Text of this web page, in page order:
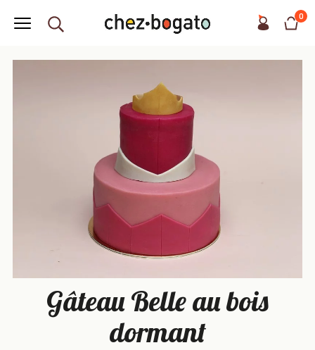
0
Gâteau Belle au bois
dormant